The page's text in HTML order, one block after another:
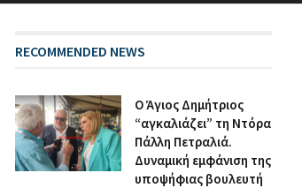
RECOMMENDED NEWS
Ο Άγιος Δημήτριος
“αγκαλιάζει” τη Ντόρα
Πάλλη Πετραλιά.
Δυναμική εμφάνιση της
υποψήφιας βουλευτή